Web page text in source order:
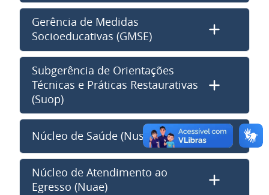
Gerência de Medidas
Socioeducativas (GMSE)
Subgerência de Orientações
Técnicas e Práticas Restaurativas
(Suop)
Núcleo de Saúde (Nusa)
Núcleo de Atendimento ao
Egresso (Nuae)